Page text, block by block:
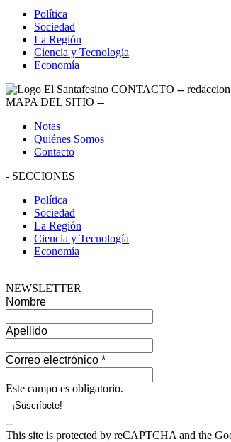
Política
Sociedad
La Región
Ciencia y Tecnología
Economía
CONTACTO --
MAPA DEL SITIO --
Notas
Quiénes Somos
Contacto
- SECCIONES
Política
Sociedad
La Región
Ciencia y Tecnología
Economía
NEWSLETTER
Nombre
Apellido
Correo electrónico *
Este campo es obligatorio.
--
This site is protected by reCAPTCHA and the